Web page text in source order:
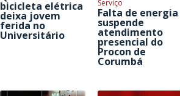
bicicleta elétrica
deixa jovem
ferida no
Universitário
Serviço
Falta de energia
suspende
atendimento
presencial do
Procon de
Corumbá